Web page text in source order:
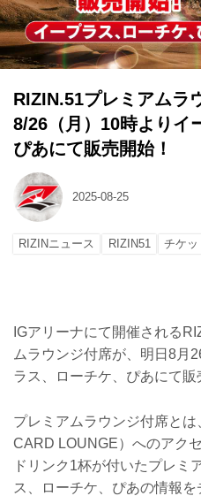
RIZIN.51プレミアムラ
8/26（月）10時よりイ
ぴあにて販売開始！
2025-08-25
RIZINニュース RIZIN51 チケッ
IGアリーナにて開催される
ムラウンジ付席が、明日8月
ラス、ローチケ、ぴあにて販
プレミアムラウンジ付席と
CARD LOUNGE）へのアク
ドリンク1杯が付いたプレミ
ス、ローチケ、ぴあの情報を